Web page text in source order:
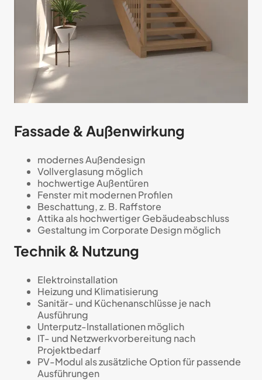
Fassade & Außenwirkung
modernes Außendesign
Vollverglasung möglich
hochwertige Außentüren
Fenster mit modernen Profilen
Beschattung, z. B. Raffstore
Attika als hochwertiger Gebäudeabschluss
Gestaltung im Corporate Design möglich
Technik & Nutzung
Elektroinstallation
Heizung und Klimatisierung
Sanitär- und Küchenanschlüsse je nach
Ausführung
Unterputz-Installationen möglich
IT- und Netzwerkvorbereitung nach
Projektbedarf
PV-Modul als zusätzliche Option für passende
Ausführungen